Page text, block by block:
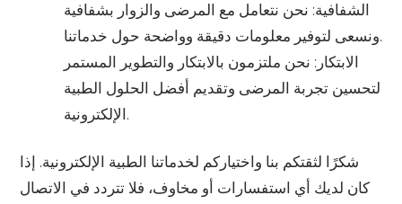
الشفافية: نحن نتعامل مع المرضى والزوار بشفافية
ونسعى لتوفير معلومات دقيقة وواضحة حول خدماتنا.
الابتكار: نحن ملتزمون بالابتكار والتطوير المستمر
لتحسين تجربة المرضى وتقديم أفضل الحلول الطبية
الإلكترونية.
شكرًا لثقتكم بنا واختياركم لخدماتنا الطبية الإلكترونية. إذا
كان لديك أي استفسارات أو مخاوف، فلا تتردد في الاتصال